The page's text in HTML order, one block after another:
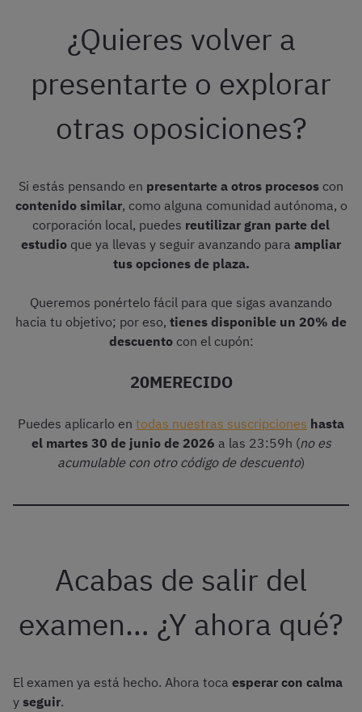
¿Quieres volver a
presentarte o explorar
otras oposiciones?
Si estás pensando en presentarte a otros procesos con
contenido similar, como alguna comunidad autónoma, o
corporación local, puedes reutilizar gran parte del
estudio que ya llevas y seguir avanzando para ampliar
tus opciones de plaza.
Queremos ponértelo fácil para que sigas avanzando
hacia tu objetivo; por eso, tienes disponible un 20% de
descuentocon el cupón:
20MERECIDO
Puedes aplicarlo en todas nuestras suscripciones hasta
el martes 30 de junio de 2026 a las 23:59h (no es
acumulable con otro código de descuento)
Acabas de salir del
examen… ¿Y ahora qué?
El examen ya está hecho. Ahora toca esperar con calma
y seguir.